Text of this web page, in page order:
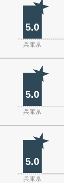
5.0
兵庫県
5.0
兵庫県
5.0
兵庫県